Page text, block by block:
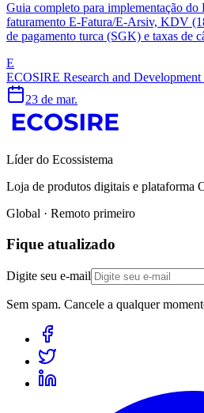
Guia completo para implementação
faturamento E-Fatura/E-Arsiv, KDV
de pagamento turca (SGK) e taxas de
E
ECOSIRE Research and Development
23 de mar.
Líder do Ecossistema
Loja de produtos digitais e plataforma
Global · Remoto primeiro
Fique atualizado
Digite seu e-mail
Sem spam. Cancele a qualquer